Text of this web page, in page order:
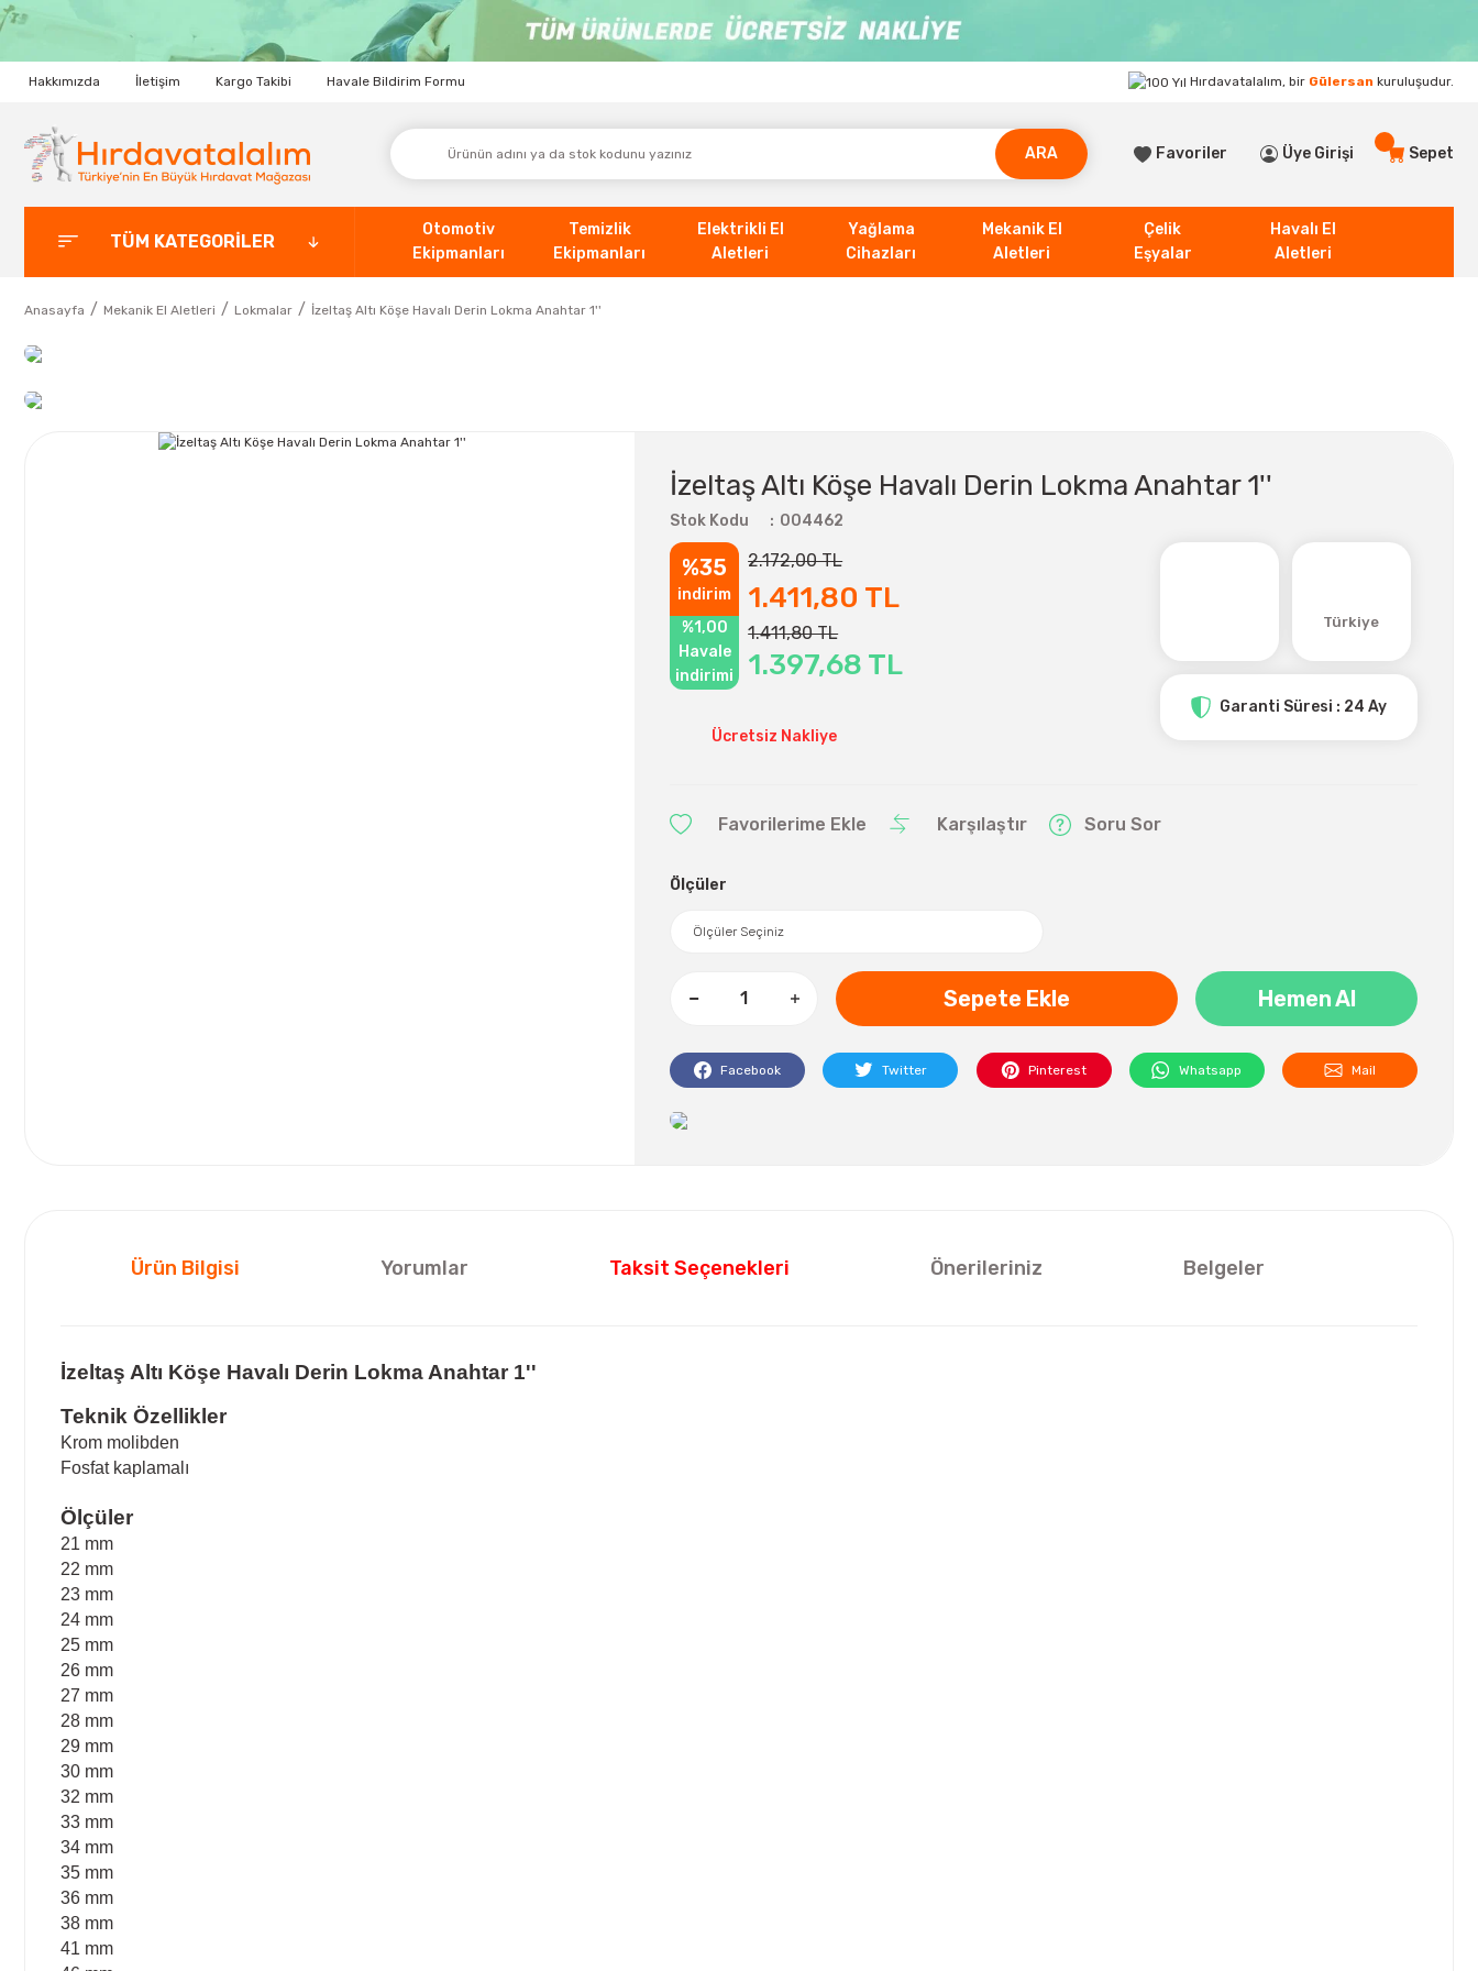
Hakkımızda İletişim Kargo Takibi Havale Bildirim Formu Hırdavatalalım, bir Gülersan kuruluşudur.
ARA Favoriler Üye Girişi Sepet
TÜM KATEGORİLER
Otomotiv
Ekipmanları
Temizlik
Ekipmanları
Elektrikli El
Aletleri
Yağlama
Cihazları
Mekanik El
Aletleri
Çelik
Eşyalar
Havalı El
Aletleri
Anasayfa Mekanik El Aletleri Lokmalar İzeltaş Altı Köşe Havalı Derin Lokma Anahtar 1''
İzeltaş Altı Köşe Havalı Derin Lokma Anahtar 1''
Stok Kodu 004462
%35
indirim
2.172,00 TL
1.411,80 TL
%1,00
Havale
indirimi
1.411,80 TL
1.397,68 TL
Ücretsiz Nakliye
Türkiye
Garanti Süresi : 24 Ay
Karşılaştır Soru Sor
Ölçüler
Sepete Ekle Hemen Al
Facebook Twitter Pinterest Whatsapp Mail
Ürün Bilgisi Yorumlar Taksit Seçenekleri Önerileriniz Belgeler
İzeltaş Altı Köşe Havalı Derin Lokma Anahtar 1''
Teknik Özellikler
Krom molibden
Fosfat kaplamalı
Ölçüler
21 mm
22 mm
23 mm
24 mm
25 mm
26 mm
27 mm
28 mm
29 mm
30 mm
32 mm
33 mm
34 mm
35 mm
36 mm
38 mm
41 mm